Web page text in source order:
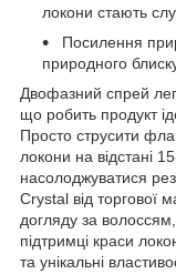
локони стають
Посилення
природного
Двофазний спрей
що робить продукт
Просто струсити
локони на відстані
насолоджуватися
Crystal від торгової
догляду за
підтримці краси
та унікальні